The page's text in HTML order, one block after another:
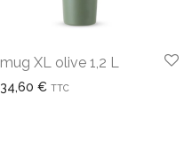
mug XL olive 1,2 L
34,60 € TTC